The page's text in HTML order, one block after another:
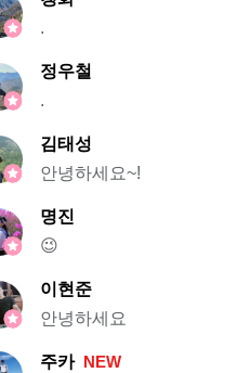
.
정우철
.
김태성
안녕하세요~!
명진
😉
이현준
안녕하세요
주카 NEW